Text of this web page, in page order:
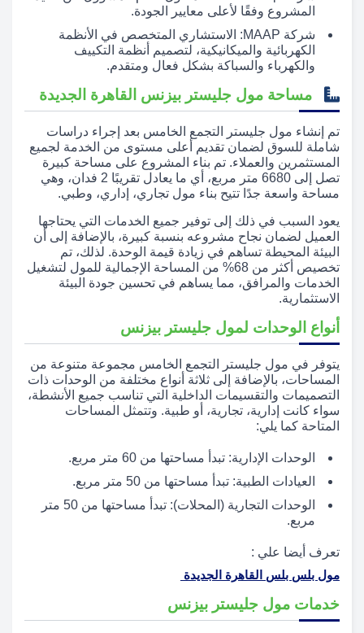
المشروع وفقًا لأعلى معايير الجودة.
شركة MAAP: الاستشاري المتخصص في الأنظمة
الكهربائية والميكانيكية، لتصميم أنظمة التكييف
والكهرباء والسباكة بشكل فعال ومتقدم.
مساحة مول جليستر بيزنس القاهرة الجديدة
تم إنشاء مول جليستر التجمع الخامس بعد إجراء دراسات
شاملة للسوق لضمان تقديم أعلى مستوى من الخدمة لجميع
المستثمرين والعملاء. تم بناء المشروع على مساحة كبيرة
تصل إلى 6680 متر مربع، أي ما يعادل تقريبًا 2 فدان، وهي
مساحة واسعة جدًا تتيح بناء مول تجاري، إداري، وطبي.
يعود السبب في ذلك إلى توفير جميع الخدمات التي يحتاجها
العميل لضمان نجاح مشروعه بنسبة كبيرة، بالإضافة إلى أن
البيئة المحيطة تساهم في زيادة قيمة الوحدة. لذلك، تم
تخصيص أكثر من 68% من المساحة الإجمالية للمول لتشغيل
الخدمات والمرافق، مما يساهم في تحسين جودة البيئة
الاستثمارية.
أنواع الوحدات لمول جليستر بيزنس
يتوفر في مول جليستر التجمع الخامس مجموعة متنوعة من
المساحات، بالإضافة إلى ثلاثة أنواع مختلفة من الوحدات ذات
التصميمات والتقسيمات الداخلية التي تناسب جميع الأنشطة،
سواء كانت إدارية، تجارية، أو طبية. وتتمثل المساحات
المتاحة كما يلي:
الوحدات الإدارية: تبدأ مساحتها من 60 متر مربع.
العيادات الطبية: تبدأ مساحتها من 50 متر مربع.
الوحدات التجارية (المحلات): تبدأ مساحتها من 50 متر
مربع.
تعرف أيضا علي :
مول بلس بلس القاهرة الجديدة
خدمات مول جليستر بيزنس